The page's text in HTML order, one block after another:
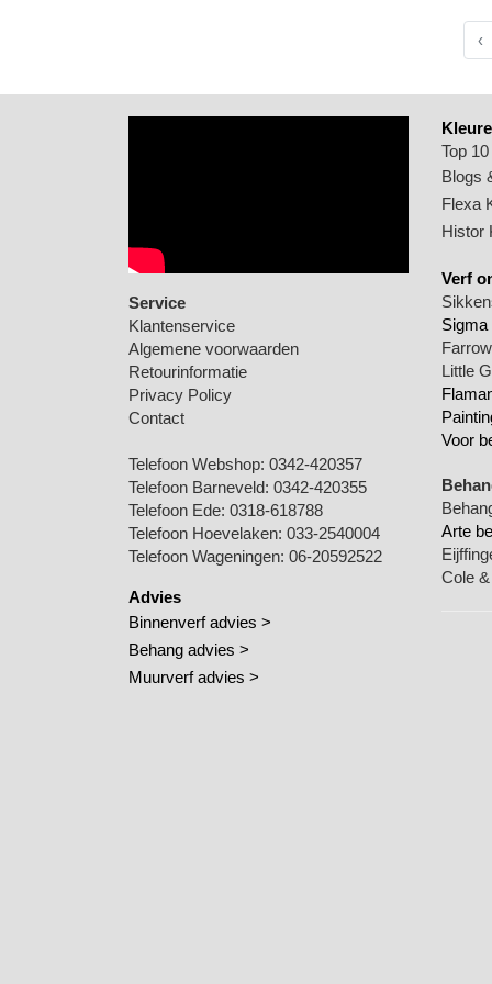
‹
Service
Klantenservice
Algemene voorwaarden
Retourinformatie
Privacy Policy
Contact
Telefoon Webshop: 0342-420357
Telefoon Barneveld: 0342-420355
Telefoon Ede: 0318-618788
Telefoon Hoevelaken: 033-2540004
Telefoon Wageningen: 06-20592522
Advies
Binnenverf advies >
Behang advies >
Muurverf advies >
Top
Blogs
Flexa
Histor
Verf
Sigma
Little
Voor
Arte
Cole